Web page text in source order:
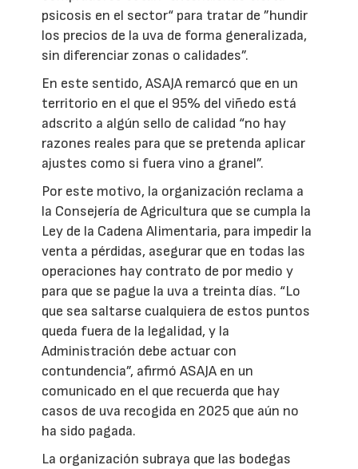
psicosis en el sector“ para tratar de ”hundir
los precios de la uva de forma generalizada,
sin diferenciar zonas o calidades”.
En este sentido, ASAJA remarcó que en un
territorio en el que el 95% del viñedo está
adscrito a algún sello de calidad “no hay
razones reales para que se pretenda aplicar
ajustes como si fuera vino a granel”.
Por este motivo, la organización reclama a
la Consejería de Agricultura que se cumpla la
Ley de la Cadena Alimentaria, para impedir la
venta a pérdidas, asegurar que en todas las
operaciones hay contrato de por medio y
para que se pague la uva a treinta días. “Lo
que sea saltarse cualquiera de estos puntos
queda fuera de la legalidad, y la
Administración debe actuar con
contundencia”, afirmó ASAJA en un
comunicado en el que recuerda que hay
casos de uva recogida en 2025 que aún no
ha sido pagada.
La organización subraya que las bodegas